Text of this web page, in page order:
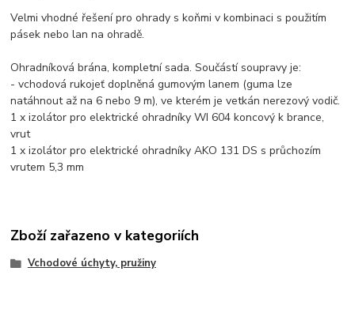
Velmi vhodné řešení pro ohrady s koňmi v kombinaci s použitím
pásek nebo lan na ohradě.
Ohradníková brána, kompletní sada. Součástí soupravy je:
- vchodová rukojeť doplněná gumovým lanem (guma lze
natáhnout až na 6 nebo 9 m), ve kterém je vetkán nerezový vodič.
1 x izolátor pro elektrické ohradníky WI 604 koncový k brance,
vrut
1 x izolátor pro elektrické ohradníky AKO 131 DS s průchozím
vrutem 5,3 mm
Zboží zařazeno v kategoriích
Vchodové úchyty, pružiny